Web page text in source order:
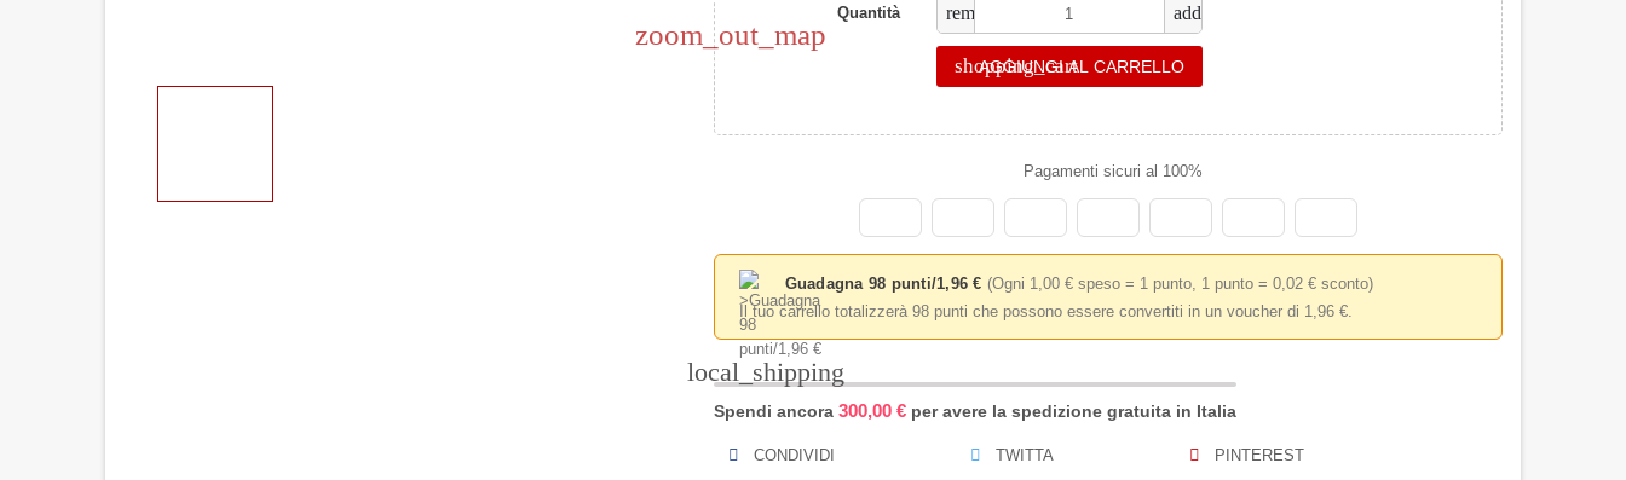
zoom_out_map
Quantità remove add
shopping_cart
AGGIUNGI AL CARRELLO
Pagamenti sicuri al 100%
Guadagna 98 punti/1,96 € (Ogni 1,00 € speso = 1 punto, 1 punto = 0,02 € sconto)
Il tuo carrello totalizzerà 98 punti che possono essere convertiti in un voucher di 1,96 €.
local_shipping
Spendi ancora 300,00 €per avere la spedizione gratuita in Italia
CONDIVIDI TWITTA PINTEREST